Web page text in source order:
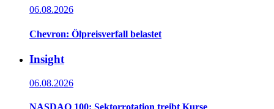
06.08.2026
Chevron: Ölpreisverfall belastet
Insight
06.08.2026
NASDAQ 100: Sektorrotation treibt Kurse